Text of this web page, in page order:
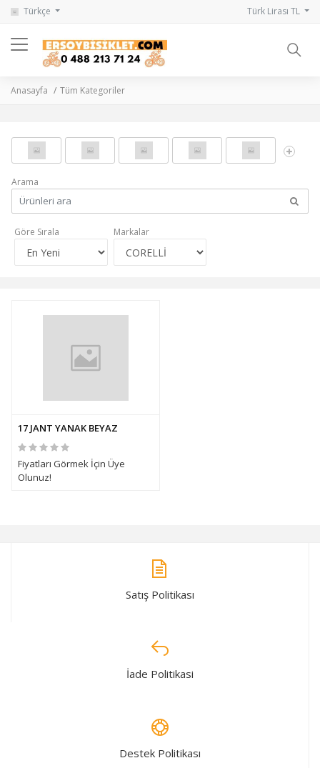
Türkçe Türk Lirası TL
Anasayfa Tüm Kategoriler
Arama
Göre Sırala Markalar
17 JANT YANAK BEYAZ
Fiyatları Görmek İçin Üye
Olunuz!
Satış Politikası
İade Politikasi
Destek Politikası